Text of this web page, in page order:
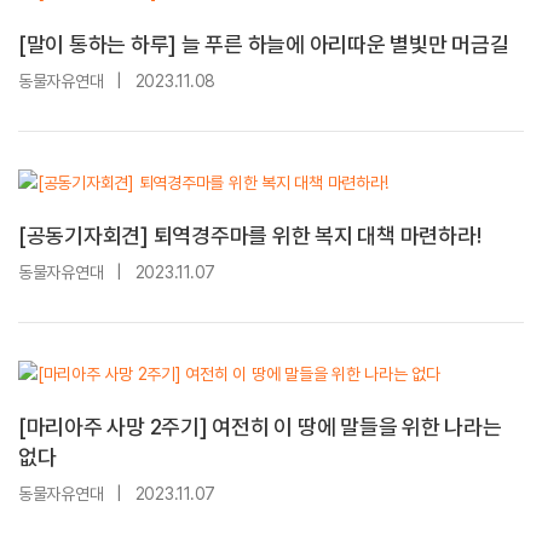
[말이 통하는 하루] 늘 푸른 하늘에 아리따운 별빛만 머금길
동물자유연대 2023.11.08
[공동기자회견] 퇴역경주마를 위한 복지 대책 마련하라!
동물자유연대 2023.11.07
[마리아주 사망 2주기] 여전히 이 땅에 말들을 위한 나라는
없다
동물자유연대 2023.11.07